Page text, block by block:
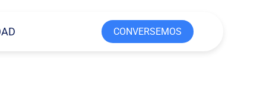
CONVERSEMOS